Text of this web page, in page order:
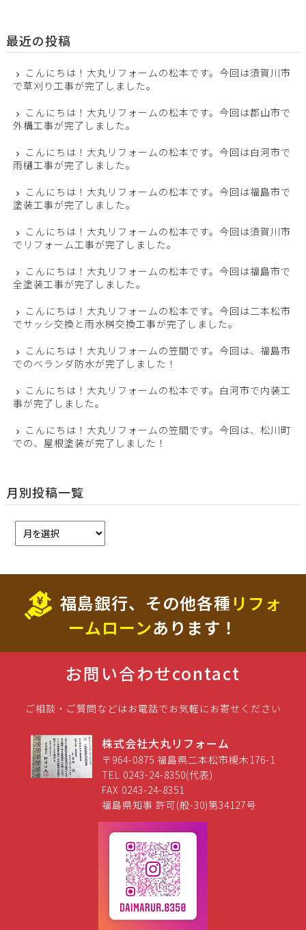
最近の投稿
こんにちは！大丸リフォームの松本です。今回は須賀川市
で草刈り工事が完了しました。
こんにちは！大丸リフォームの松本です。今回は郡山市で
外構工事が完了しました。
こんにちは！大丸リフォームの松本です。今回は白河市で
雨樋工事が完了しました。
こんにちは！大丸リフォームの松本です。今回は福島市で
塗装工事が完了しました。
こんにちは！大丸リフォームの松本です。今回は須賀川市
でリフォーム工事が完了しました。
こんにちは！大丸リフォームの松本です。今回は福島市で
全塗装工事が完了しました。
こんにちは！大丸リフォームの松本です。今回は二本松市
でサッシ交換と雨水桝交換工事が完了しました。
こんにちは！大丸リフォームの笠間です。今回は、福島市
でのベランダ防水が完了しました！
こんにちは！大丸リフォームの松本です。白河市で内装工
事が完了しました。
こんにちは！大丸リフォームの笠間です。今回は、松川町
での、屋根塗装が完了しました！
月別投稿一覧
福島銀行、その他各種 リフォ
ームローンあります！
お問い合わせcontact
ご相談・ご質問などはお電話でお気軽にお寄せください
株式会社大丸リフォーム
〒964-0875 福島県二本松市槻木176-1
TEL 0243-24-8350(代表)
FAX 0243-24-8351
福島県知事 許可(般-30)第34127号